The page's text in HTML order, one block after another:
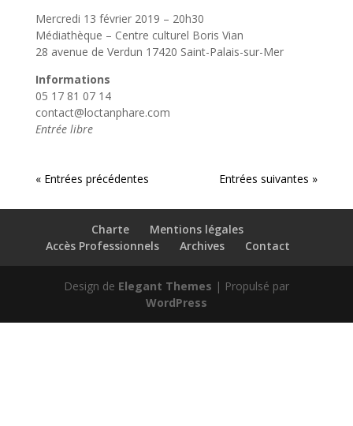
Mercredi 13 février 2019 – 20h30
Médiathèque – Centre culturel Boris Vian
28 avenue de Verdun 17420 Saint-Palais-sur-Mer
Informations
05 17 81 07 14
contact@loctanphare.com
Entrée libre
« Entrées précédentes Entrées suivantes »
Charte
Mentions légales
Accès Professionnels
Archives Contact
Design de Elegant Themes | Propulsé par
WordPress